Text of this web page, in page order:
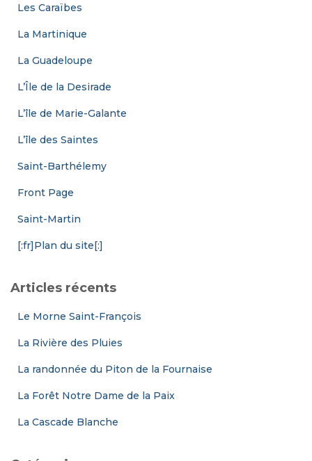
Les Caraïbes
La Martinique
La Guadeloupe
L’Île de la Desirade
L’île de Marie-Galante
L’île des Saintes
Saint-Barthélemy
Front Page
Saint-Martin
[:fr]Plan du site[:]
Articles récents
Le Morne Saint-François
La Rivière des Pluies
La randonnée du Piton de la Fournaise
La Forêt Notre Dame de la Paix
La Cascade Blanche